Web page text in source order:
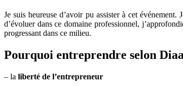
Je suis heureuse d’avoir pu assister à cet
d’évoluer dans ce domaine professionnel,
progressant dans ce milieu.
Pourquoi entreprendre selon
– la liberté de l’entrepreneur